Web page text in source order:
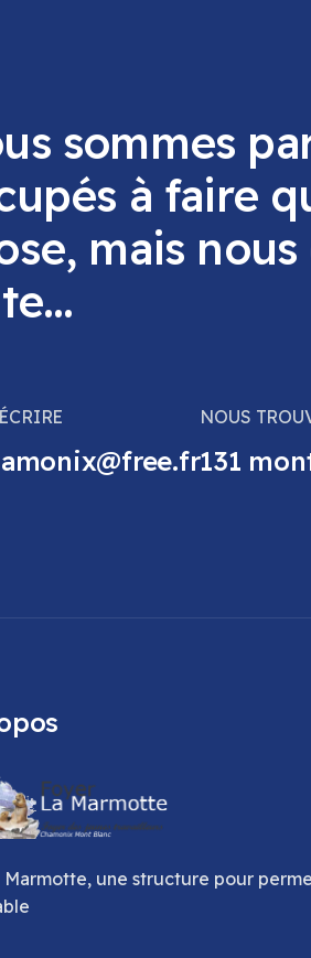
sommes
à faire
mais
NOUS
131
Marmotte, une structure pour